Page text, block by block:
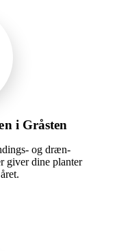
i Gråsten
og dræn-
giver dine planter